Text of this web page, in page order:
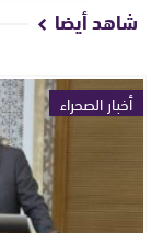
شاهد أيضا
أخبار الصحراء